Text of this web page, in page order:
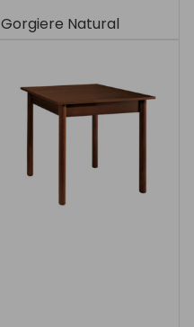
Gorgiere Natural